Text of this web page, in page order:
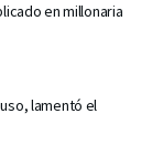
en millonaria
lamentó el